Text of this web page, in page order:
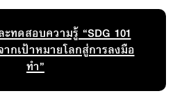
ทดสอบความรู้ “SDG 101
ากเป้าหมายโลกสู่การลงมือ
ทำ”